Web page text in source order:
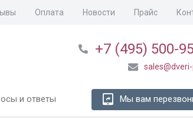
Оплата Новости Прайс
+7 (495) 500-
и ответы Мы вам